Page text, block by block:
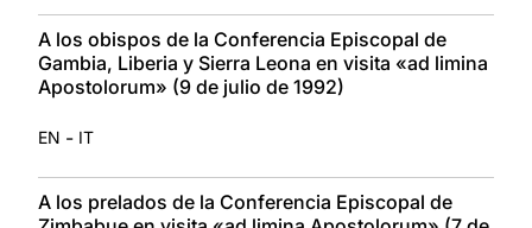
A los obispos de la Conferencia Episcopal de
Gambia, Liberia y Sierra Leona en visita «ad limina
Apostolorum» (9 de julio de 1992)
EN - IT
A los prelados de la Conferencia Episcopal de